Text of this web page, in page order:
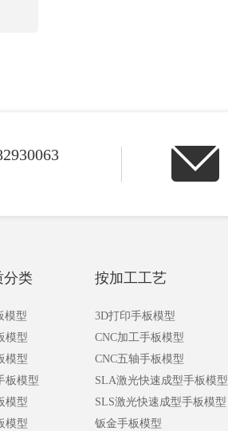
分类
模型
模型
模型
板模型
模型
模型
按加工工艺
3D打印手板模型
CNC加工手板模型
CNC五轴手板模型
SLA激光快速成型手板模型
SLS激光快速成型手板模型
钣金手板模型